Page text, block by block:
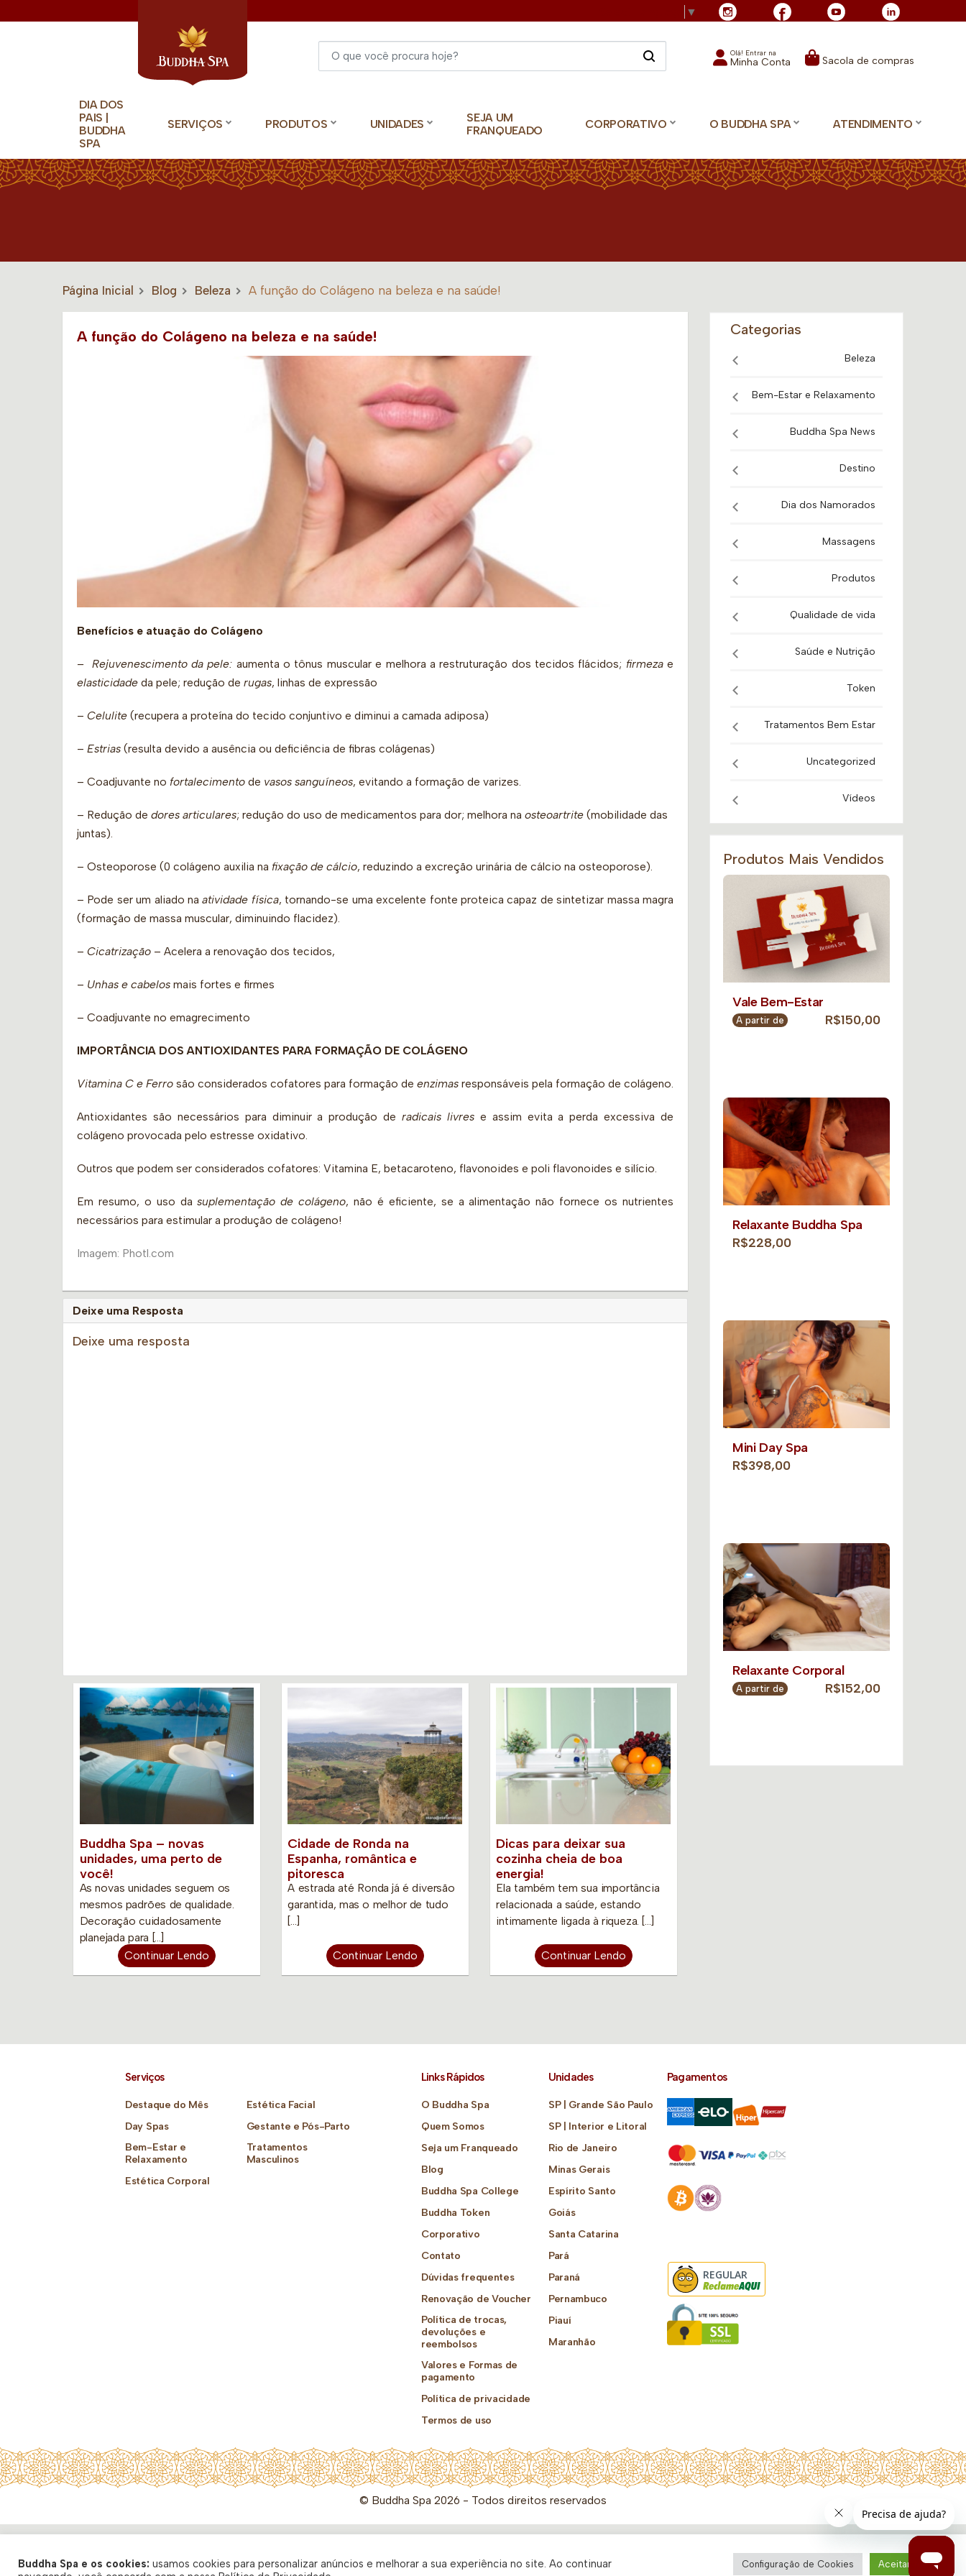
▼
Olá! Entrar na
Minha Conta Sacola de compras
DIA DOS
PAIS |
BUDDHA
SPA
SERVIÇOS PRODUTOS UNIDADES
SEJA UM
FRANQUEADO
CORPORATIVO O BUDDHA SPA ATENDIMENTO
Página Inicial Blog Beleza A função do Colágeno na beleza e na saúde!
A função do Colágeno na beleza e na saúde!
Benefícios e atuação do Colágeno
– Rejuvenescimento da pele: aumenta o tônus muscular e melhora a restruturação dos tecidos flácidos; firmezae
elasticidade da pele; redução de rugas, linhas de expressão
– Celulite (recupera a proteína do tecido conjuntivo e diminui a camada adiposa)
– Estrias (resulta devido a ausência ou deficiência de fibras colágenas)
– Coadjuvante no fortalecimento de vasos sanguíneos, evitando a formação de varizes.
– Redução de dores articulares; redução do uso de medicamentos para dor; melhora na osteoartrite (mobilidade das
juntas).
– Osteoporose (0 colágeno auxilia na fixação de cálcio, reduzindo a excreção urinária de cálcio na osteoporose).
– Pode ser um aliado naatividade física, tornando-se uma excelente fonte proteica capaz de sintetizar massa magra
(formação de massa muscular, diminuindo flacidez).
– Cicatrização – Acelera a renovação dos tecidos,
– Unhas e cabelos mais fortes e firmes
– Coadjuvante no emagrecimento
IMPORTÂNCIA DOS ANTIOXIDANTES PARA FORMAÇÃO DE COLÁGENO
Vitamina C e Ferro são considerados cofatores para formação de enzimas responsáveis pela formação de colágeno.
Antioxidantes são necessários para diminuir a produção de radicais livrese assim evita a perda excessiva de
colágeno provocada pelo estresse oxidativo.
Outros que podem ser considerados cofatores: Vitamina E, betacaroteno, flavonoides e poli flavonoides e silício.
Em resumo, o uso dasuplementação de colágeno, não é eficiente, se a alimentação não fornece os nutrientes
necessários para estimular a produção de colágeno!
Imagem: Photl.com
Deixe uma Resposta
Deixe uma resposta
Buddha Spa – novas
unidades, uma perto de
você!
As novas unidades seguem os
mesmos padrões de qualidade.
Decoração cuidadosamente
planejada para […]
Continuar Lendo
Cidade de Ronda na
Espanha, romântica e
pitoresca
A estrada até Ronda já é diversão
garantida, mas o melhor de tudo
[…]
Continuar Lendo
Dicas para deixar sua
cozinha cheia de boa
energia!
Ela também tem sua importância
relacionada a saúde, estando
intimamente ligada à riqueza. […]
Continuar Lendo
Categorias
Beleza
Bem-Estar e Relaxamento
Buddha Spa News
Destino
Dia dos Namorados
Massagens
Produtos
Qualidade de vida
Saúde e Nutrição
Token
Tratamentos Bem Estar
Uncategorized
Vídeos
Produtos Mais Vendidos
Vale Bem-Estar
A partir de R$150,00
Relaxante Buddha Spa
R$228,00
Mini Day Spa
R$398,00
Relaxante Corporal
A partir de R$152,00
Serviços
Destaque do Mês
Day Spas
Bem-Estar e
Relaxamento
Estética Corporal
Estética Facial
Gestante e Pós-Parto
Tratamentos
Masculinos
Links Rápidos
O Buddha Spa
Quem Somos
Seja um Franqueado
Blog
Buddha Spa College
Buddha Token
Corporativo
Contato
Dúvidas frequentes
Renovação de Voucher
Política de trocas,
devoluções e
reembolsos
Valores e Formas de
pagamento
Política de privacidade
Termos de uso
Unidades
SP | Grande São Paulo
SP | Interior e Litoral
Rio de Janeiro
Minas Gerais
Espírito Santo
Goiás
Santa Catarina
Pará
Paraná
Pernambuco
Piauí
Maranhão
Pagamentos
REGULAR
© Buddha Spa 2026 - Todos direitos reservados
Buddha Spa e os cookies: usamos cookies para personalizar anúncios e melhorar a sua experiência no site. Ao continuar
Configuração de Cookies Aceitar todos